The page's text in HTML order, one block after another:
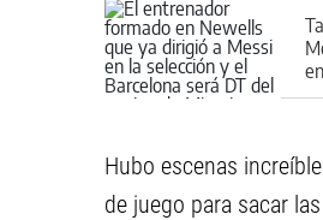
Hubo escenas
de juego para sacar